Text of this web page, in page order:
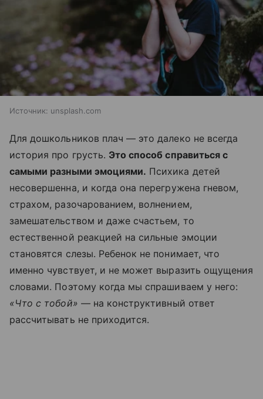
Источник: unsplash.com
Для дошкольников плач — это далеко не всегда
история про грусть. Это способ справиться с
самыми разными эмоциями. Психика детей
несовершенна, и когда она перегружена гневом,
страхом, разочарованием, волнением,
замешательством и даже счастьем, то
естественной реакцией на сильные эмоции
становятся слезы. Ребенок не понимает, что
именно чувствует, и не может выразить ощущения
словами. Поэтому когда мы спрашиваем у него:
«Что с тобой» — на конструктивный ответ
рассчитывать не приходится.